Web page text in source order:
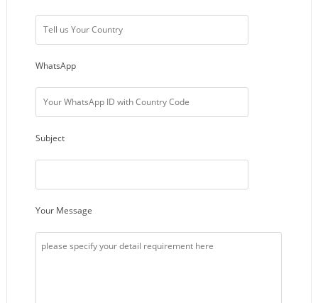
WhatsApp
Subject
Your Message